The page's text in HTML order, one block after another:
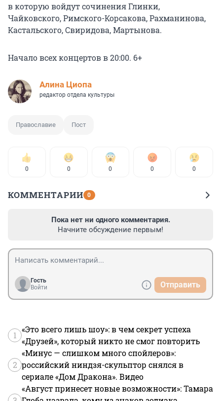
в которую войдут сочинения Глинки,
Чайковского, Римского-Корсакова, Рахманинова,
Кастальского, Свиридова, Мартынова.
Начало всех концертов в 20:00. 6+
Алина Циопа
редактор отдела культуры
Православие Пост
0 0 0 0 0
КОММЕНТАРИИ 0
Пока нет ни одного комментария.
Начните обсуждение первым!
Гость
Войти
Отправить
1
«Это всего лишь шоу»: в чем секрет успеха
«Друзей», который никто не смог повторить
2
«Минус — слишком много спойлеров»:
российский ниндзя-скульптор снялся в
сериале «Дом Дракона». Видео
«Август принесет новые возможности»: Тамара